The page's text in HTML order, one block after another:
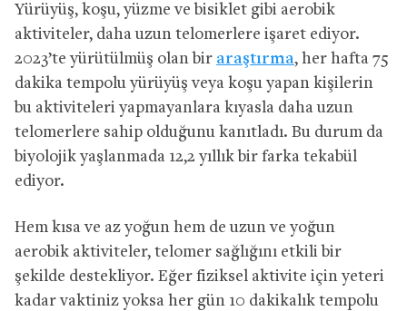
Yürüyüş, koşu, yüzme ve bisiklet gibi aerobik
aktiviteler, daha uzun telomerlere işaret ediyor.
2023’te yürütülmüş olan bir araştırma, her hafta 75
dakika tempolu yürüyüş veya koşu yapan kişilerin
bu aktiviteleri yapmayanlara kıyasla daha uzun
telomerlere sahip olduğunu kanıtladı. Bu durum da
biyolojik yaşlanmada 12,2 yıllık bir farka tekabül
ediyor.
Hem kısa ve az yoğun hem de uzun ve yoğun
aerobik aktiviteler, telomer sağlığını etkili bir
şekilde destekliyor. Eğer fiziksel aktivite için yeteri
kadar vaktiniz yoksa her gün 10 dakikalık tempolu